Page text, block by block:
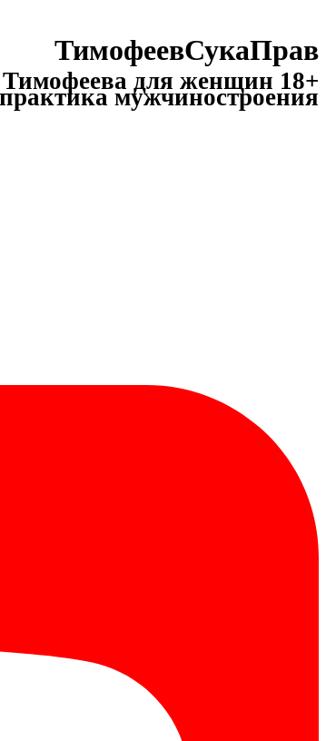
ТимофеевСукаПрав
для женщин 18+
мужчиностроения